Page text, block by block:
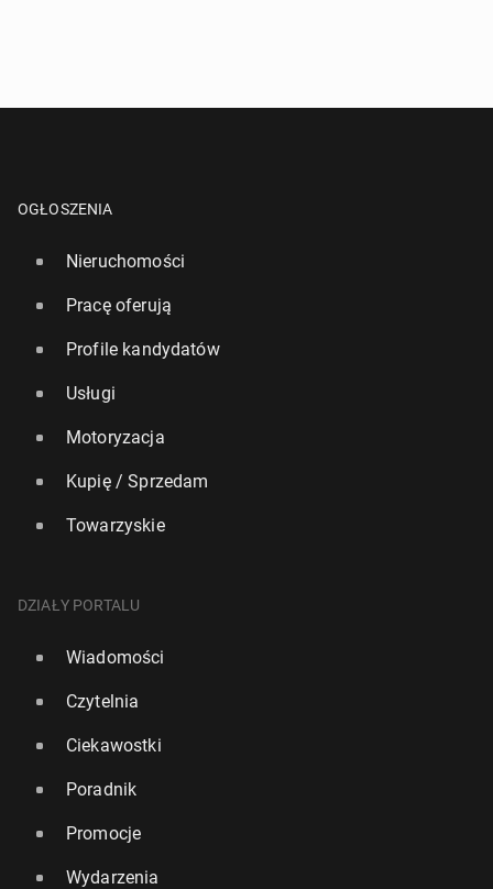
OGŁOSZENIA
Nieruchomości
Pracę oferują
Profile kandydatów
Usługi
Motoryzacja
Kupię / Sprzedam
Towarzyskie
DZIAŁY PORTALU
Wiadomości
Czytelnia
Ciekawostki
Poradnik
Promocje
Wydarzenia